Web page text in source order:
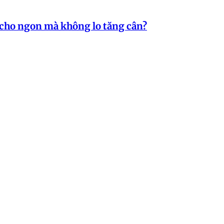
ngon mà không lo tăng cân?